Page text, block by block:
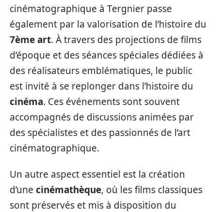
cinématographique à Tergnier passe
également par la valorisation de l’histoire du
7ème art. À travers des projections de films
d’époque et des séances spéciales dédiées à
des réalisateurs emblématiques, le public
est invité à se replonger dans l’histoire du
cinéma. Ces événements sont souvent
accompagnés de discussions animées par
des spécialistes et des passionnés de l’art
cinématographique.
Un autre aspect essentiel est la création
d’une cinémathèque, où les films classiques
sont préservés et mis à disposition du